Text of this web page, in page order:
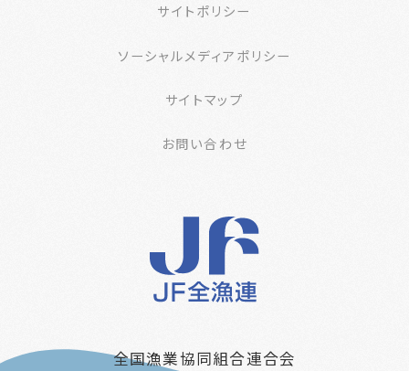
サイトポリシー
ソーシャルメディアポリシー
サイトマップ
お問い合わせ
全国漁業協同組合連合会